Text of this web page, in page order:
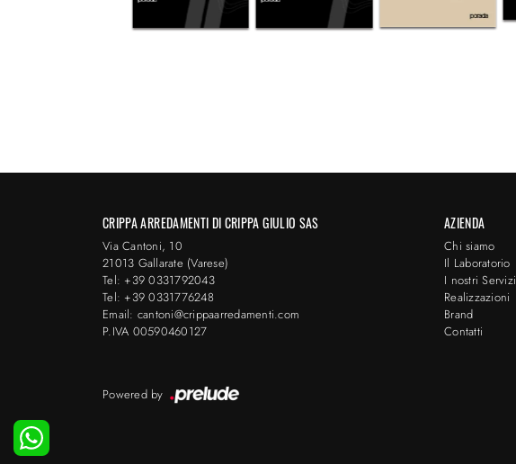
CRIPPA ARREDAMENTI DI CRIPPA GIULIO SAS
Via Cantoni, 10
21013 Gallarate (Varese)
Tel: +39 0331792043
Tel: +39 0331776248
Email: cantoni@crippaarredamenti.com
P.IVA 00590460127
AZIENDA
Chi siamo
Il Laboratorio
I nostri Servizi
Realizzazioni
Brand
Contatti
Powered by